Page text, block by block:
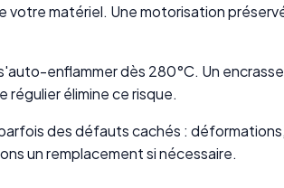
votre matériel. Une motorisation
enflammer dès 280°C. Un
élimine ce risque.
des défauts cachés :
un remplacement si nécessaire.